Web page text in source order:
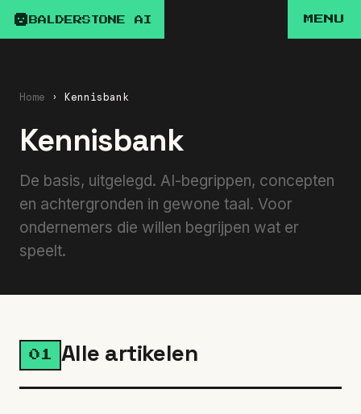
BALDERSTONE AI MENU
Home Kennisbank
Kennisbank
De basis, uitgelegd. AI-begrippen, concepten
en achtergronden in gewone taal. Voor
ondernemers die willen begrijpen wat er
speelt.
01 Alle artikelen